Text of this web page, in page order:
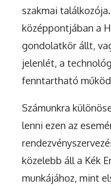
szakmai
középpontjában a
gondolatkör állt,
jelenlét, a
fenntartható
Számunkra
lenni ezen az
közelebb áll a Kék
munkájához, mint